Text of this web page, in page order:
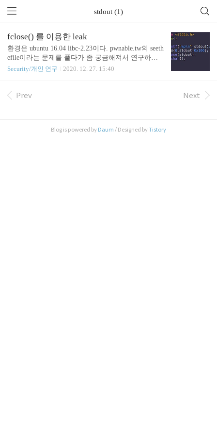
stdout (1)
fclose() 를 이용한 leak
환경은 ubuntu 16.04 libc-2.23이다. pwnable.tw의 seeth
efile이라는 문제를 풀다가 좀 궁금해져서 연구하게
됬다. fclose(fp) 를 할 때 파일 포인터가 가르키는 곳
게 만들 수 도 있다는점. 실습프로그램이다. stdout으
_IO_USER_BUF 0x0001 /* Don't deallocate buffer on c
Security/개인 연구 2020. 12. 27. 15:40
Prev Next
Blog is powered by Daum / Designed byTistory